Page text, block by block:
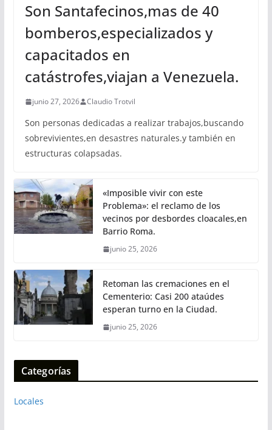
Son Santafecinos,mas de 40
bomberos,especializados y
capacitados en
catástrofes,viajan a Venezuela.
junio 27, 2026 Claudio Trotvil
Son personas dedicadas a realizar trabajos,buscando
sobrevivientes,en desastres naturales.y también en
estructuras colapsadas.
«Imposible vivir con este
Problema»: el reclamo de los
vecinos por desbordes cloacales,en
Barrio Roma.
junio 25, 2026
Retoman las cremaciones en el
Cementerio: Casi 200 ataúdes
esperan turno en la Ciudad.
junio 25, 2026
Categorías
Locales